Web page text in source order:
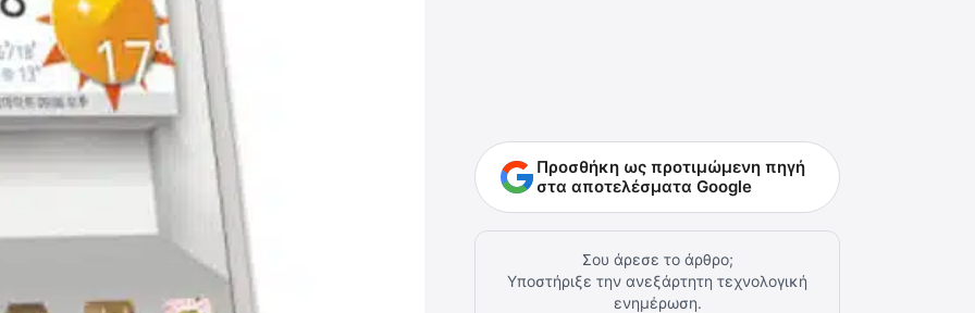
Προσθήκη ως προτιμώμενη πηγή
στα αποτελέσματα Google
Σου άρεσε το άρθρο;
Υποστήριξε την ανεξάρτητη τεχνολογική
ενημέρωση.